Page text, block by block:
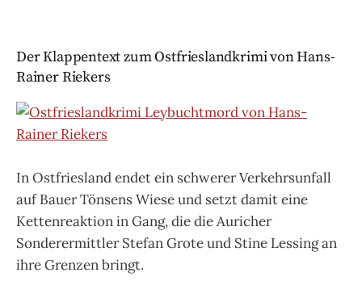
Der Klappentext zum Ostfrieslandkrimi von Hans-
Rainer Riekers
In Ostfriesland endet ein schwerer Verkehrsunfall
auf Bauer Tönsens Wiese und setzt damit eine
Kettenreaktion in Gang, die die Auricher
Sonderermittler Stefan Grote und Stine Lessing an
ihre Grenzen bringt.